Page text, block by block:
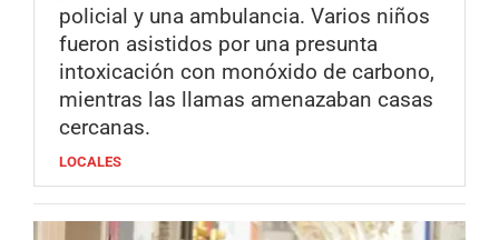
policial y una ambulancia. Varios niños
fueron asistidos por una presunta
intoxicación con monóxido de carbono,
mientras las llamas amenazaban casas
cercanas.
LOCALES